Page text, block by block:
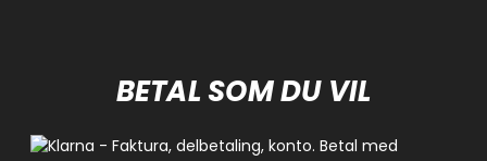
BETAL SOM DU VIL